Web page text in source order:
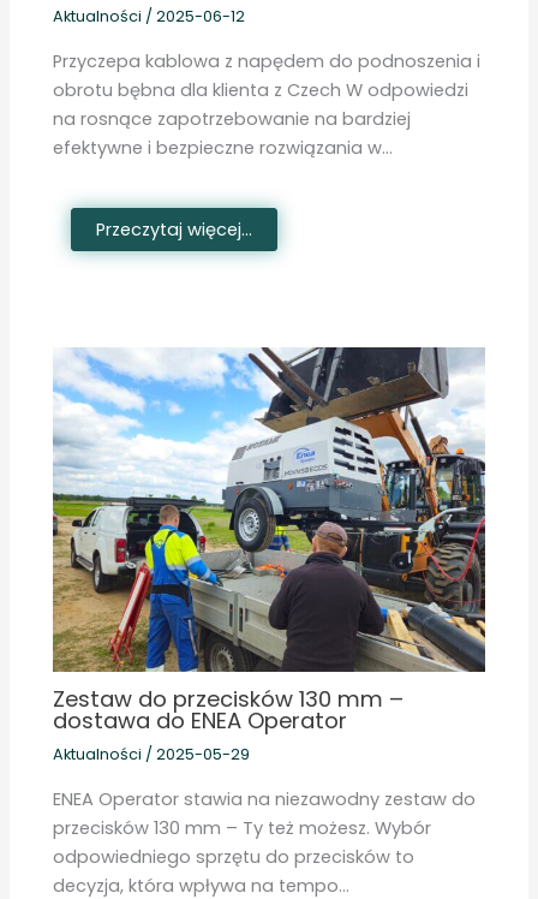
Aktualności /2025-06-12
Przyczepa kablowa z napędem do podnoszenia i
obrotu bębna dla klienta z Czech W odpowiedzi
na rosnące zapotrzebowanie na bardziej
efektywne i bezpieczne rozwiązania w…
Przeczytaj więcej...
Zestaw do przecisków 130 mm –
dostawa do ENEA Operator
Aktualności /2025-05-29
ENEA Operator stawia na niezawodny zestaw do
przecisków 130 mm – Ty też możesz. Wybór
odpowiedniego sprzętu do przecisków to
decyzja, która wpływa na tempo…